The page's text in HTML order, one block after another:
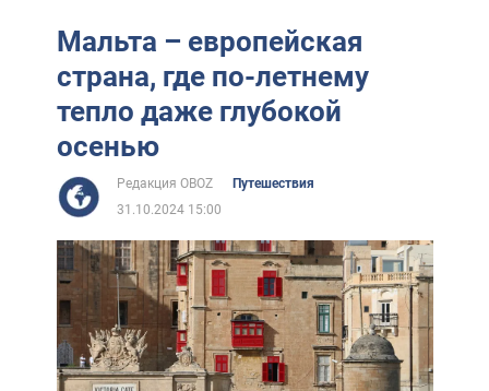
Мальта – европейская
страна, где по-летнему
тепло даже глубокой
осенью
Редакция OBOZ
Путешествия
31.10.2024 15:00